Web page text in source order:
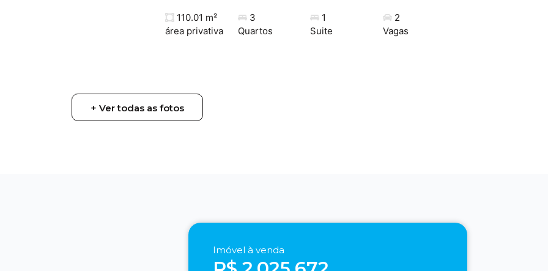
110.01 m²
área privativa
3
Quartos
1
Suite
2
Vagas
+ Ver todas as fotos
Imóvel à venda